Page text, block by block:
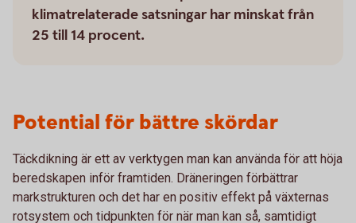
klimatrelaterade satsningar har minskat från
25 till 14 procent.
Potential för bättre skördar
Täckdikning är ett av verktygen man kan använda för att höja
beredskapen inför framtiden. Dräneringen förbättrar
markstrukturen och det har en positiv effekt på växternas
rotsystem och tidpunkten för när man kan så, samtidigt